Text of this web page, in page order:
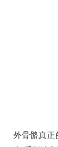
外骨骼真正